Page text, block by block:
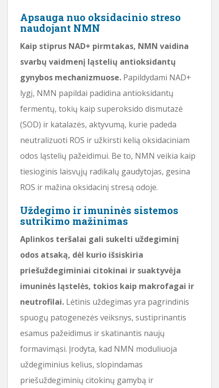
Apsauga nuo oksidacinio streso
naudojant NMN
Kaip stiprus NAD+ pirmtakas, NMN vaidina
svarbų vaidmenį ląstelių antioksidantų
gynybos mechanizmuose. Papildydami NAD+
lygį, NMN papildai padidina antioksidantų
fermentų, tokių kaip superoksido dismutazė
(SOD) ir katalazės, aktyvumą, kurie padeda
neutralizuoti ROS ir užkirsti kelią oksidaciniam
odos ląstelių pažeidimui. Be to, NMN veikia kaip
tiesioginis laisvųjų radikalų gaudytojas, gesina
ROS ir mažina oksidacinį stresą odoje.
Uždegimo ir imuninės sistemos
sutrikimo mažinimas
Aplinkos teršalai gali sukelti uždegiminį
odos atsaką, dėl kurio išsiskiria
priešuždegiminiai citokinai ir suaktyvėja
imuninės ląstelės, tokios kaip makrofagai ir
neutrofilai. Lėtinis uždegimas yra pagrindinis
spuogų patogenezės veiksnys, sustiprinantis
esamus pažeidimus ir skatinantis naujų
formavimąsi. Įrodyta, kad NMN moduliuoja
uždegiminius kelius, slopindamas
priešuždegiminių citokinų gamybą ir